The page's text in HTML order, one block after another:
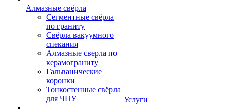
Алмазные свёрла
Сегментные свёрла
по граниту
Свёрла вакуумного
спекания
Алмазные сверла по
керамограниту
Гальванические
коронки
Тонкостенные свёрла
для ЧПУ
Услуги